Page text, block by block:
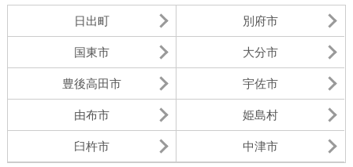
日出町 別府市
国東市 大分市
豊後高田市 宇佐市
由布市 姫島村
臼杵市 中津市